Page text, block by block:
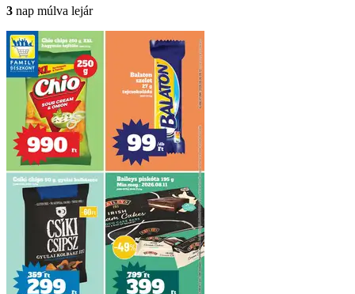
3 nap múlva lejár